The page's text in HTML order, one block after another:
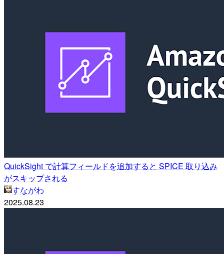
QuickSight で計算フィールドを追加すると SPICE 取り込み
がスキップされる
すながわ
2025.08.23